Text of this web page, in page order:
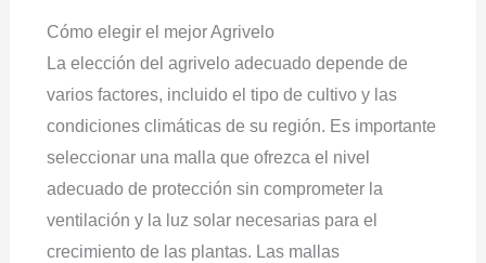
Cómo elegir el mejor Agrivelo
La elección del agrivelo adecuado depende de
varios factores, incluido el tipo de cultivo y las
condiciones climáticas de su región. Es importante
seleccionar una malla que ofrezca el nivel
adecuado de protección sin comprometer la
ventilación y la luz solar necesarias para el
crecimiento de las plantas. Las mallas